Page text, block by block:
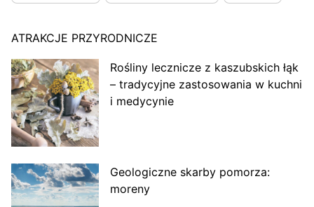
ATRAKCJE PRZYRODNICZE
Rośliny lecznicze z kaszubskich łąk
– tradycyjne zastosowania w kuchni
i medycynie
Geologiczne skarby pomorza:
moreny